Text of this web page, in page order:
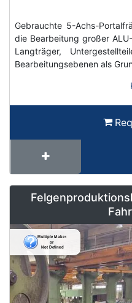
Gebrauchte 5-Achs-
die Bearbeitung großer
Langträger,
Bearbeitungsebenen als